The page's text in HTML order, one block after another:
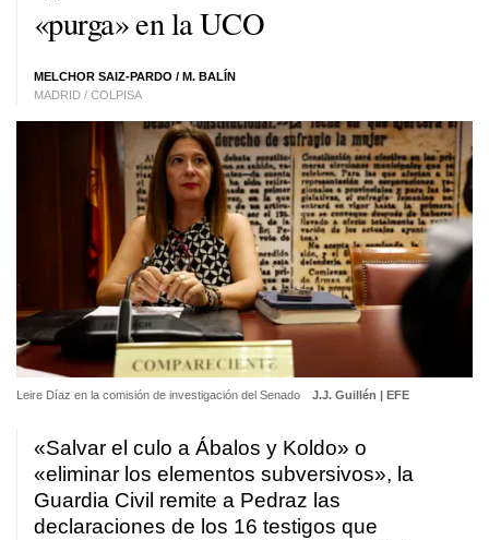
«purga» en la UCO
MELCHOR SAIZ-PARDO / M. BALÍN
MADRID / COLPISA
Leire Díaz en la comisión de investigación del Senado J.J. Guillén | EFE
«Salvar el culo a Ábalos y Koldo» o
«eliminar los elementos subversivos», la
Guardia Civil remite a Pedraz las
declaraciones de los 16 testigos que